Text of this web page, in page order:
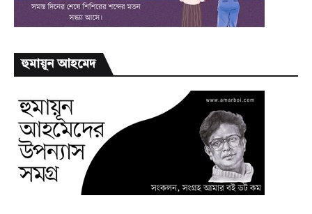
হুমায়ূন আহমেদ